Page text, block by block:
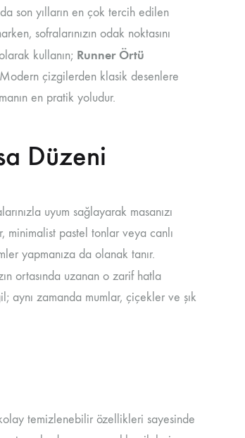
son yılların en çok tercih edilen
sofralarınızın odak noktasını
kullanın; Runner Örtü
çizgilerden klasik desenlere
en pratik yoludur.
Düzeni
uyum sağlayarak masanızı
pastel tonlar veya canlı
yapmanıza da olanak tanır.
ortasında uzanan o zarif hatla
aynı zamanda mumlar, çiçekler ve şık
kolay temizlenebilir özellikleri sayesinde